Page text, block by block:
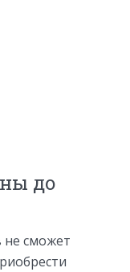
до
сможет